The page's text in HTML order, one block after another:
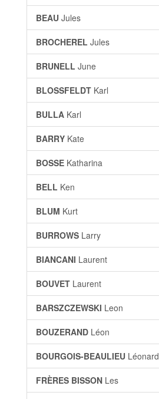
BEAU Jules
BROCHEREL Jules
BRUNELL June
BLOSSFELDT Karl
BULLA Karl
BARRY Kate
BOSSE Katharina
BELL Ken
BLUM Kurt
BURROWS Larry
BIANCANI Laurent
BOUVET Laurent
BARSZCZEWSKI Leon
BOUZERAND Léon
BOURGOIS-BEAULIEU Léonard
FRÈRES BISSON Les